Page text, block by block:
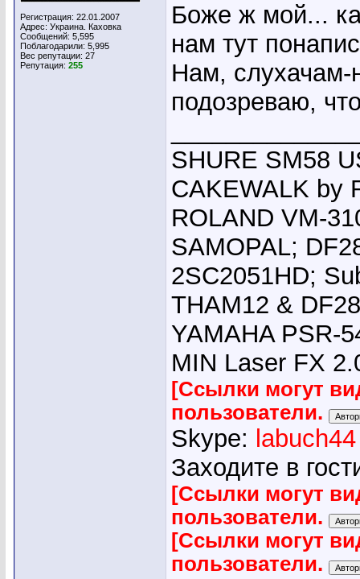
Регистрация: 22.01.2007
Адрес: Украина. Каховка
Сообщений: 5,595
Поблагодарили: 5,995
Вес репутации: 27
Репутация: 255
Боже ж мой...
нам тут
Нам, слухачам-
подозреваю,
SHURE SM58
CAKEWALK by
ROLAND VM-
SAMOPAL;
2SC2051HD;
THAM12 &
YAMAHA PSR-
MIN Laser FX
[Ссылки могут
пользователи.
Skype: labuch44
Заходите в
[Ссылки могут
пользователи.
[Ссылки могут
пользователи.